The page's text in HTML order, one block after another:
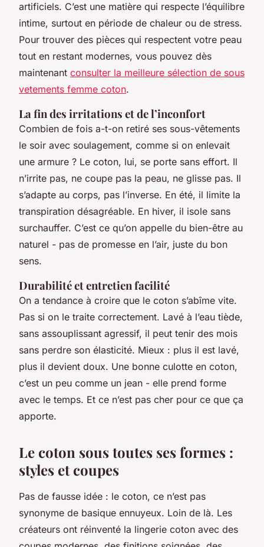
artificiels. C’est une matière qui respecte l’équilibre
intime, surtout en période de chaleur ou de stress.
Pour trouver des pièces qui respectent votre peau
tout en restant modernes, vous pouvez dès
maintenant consulter la meilleure sélection de sous
vetements femme coton.
La fin des irritations et de l’inconfort
Combien de fois a-t-on retiré ses sous-vêtements
le soir avec soulagement, comme si on enlevait
une armure ? Le coton, lui, se porte sans effort. Il
n’irrite pas, ne coupe pas la peau, ne glisse pas. Il
s’adapte au corps, pas l’inverse. En été, il limite la
transpiration désagréable. En hiver, il isole sans
surchauffer. C’est ce qu’on appelle du bien-être au
naturel - pas de promesse en l’air, juste du bon
sens.
Durabilité et entretien facilité
On a tendance à croire que le coton s’abîme vite.
Pas si on le traite correctement. Lavé à l’eau tiède,
sans assouplissant agressif, il peut tenir des mois
sans perdre son élasticité. Mieux : plus il est lavé,
plus il devient doux. Une bonne culotte en coton,
c’est un peu comme un jean - elle prend forme
avec le temps. Et ce n’est pas cher pour ce que ça
apporte.
Le coton sous toutes ses formes :
styles et coupes
Pas de fausse idée : le coton, ce n’est pas
synonyme de basique ennuyeux. Loin de là. Les
créateurs ont réinventé la lingerie coton avec des